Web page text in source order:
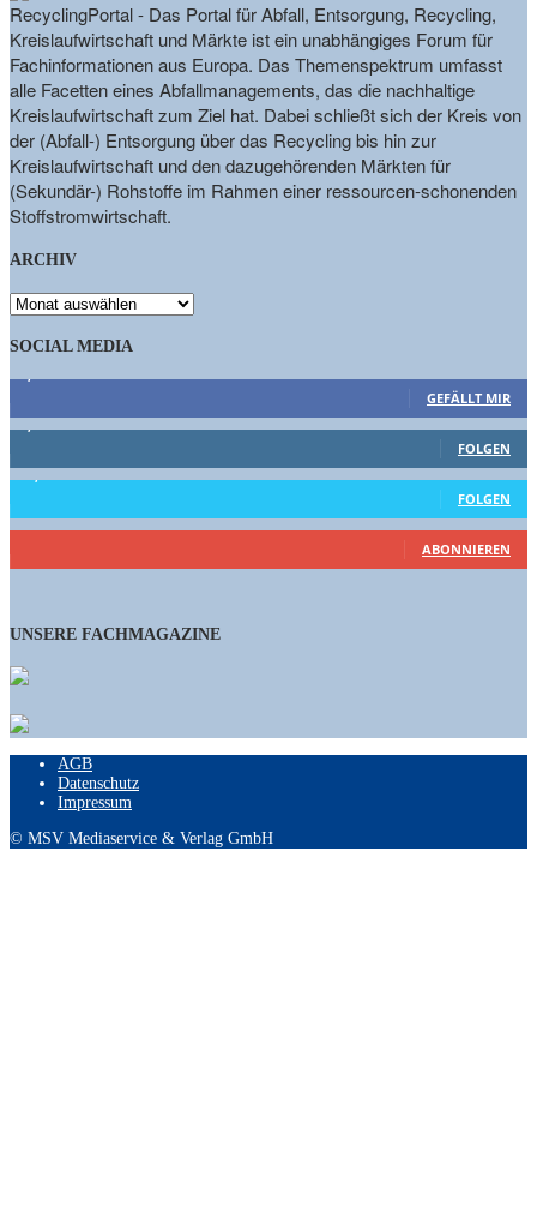
RecyclingPortal - Das Portal für Abfall, Entsorgung, Recycling,
Kreislaufwirtschaft und Märkte ist ein unabhängiges Forum für
Fachinformationen aus Europa. Das Themenspektrum umfasst
alle Facetten eines Abfallmanagements, das die nachhaltige
Kreislaufwirtschaft zum Ziel hat. Dabei schließt sich der Kreis von
der (Abfall-) Entsorgung über das Recycling bis hin zur
Kreislaufwirtschaft und den dazugehörenden Märkten für
(Sekundär-) Rohstoffe im Rahmen einer ressourcen-schonenden
Stoffstromwirtschaft.
ARCHIV
ARCHIV
SOCIAL MEDIA
GEFÄLLT MIR
1,662 Follower
FOLGEN
15,658 Follower
FOLGEN
461 Abonnenten
ABONNIEREN
UNSERE FACHMAGAZINE
AGB
Datenschutz
Impressum
© MSV Mediaservice & Verlag GmbH